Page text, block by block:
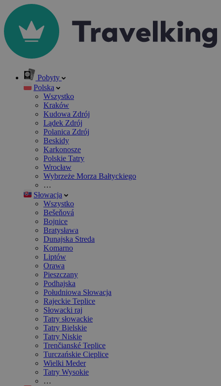
Pobyty
Polska
Wszystko
Kraków
Kudowa Zdrój
Lądek Zdrój
Polanica Zdrój
Beskidy
Karkonosze
Polskie Tatry
Wrocław
Wybrzeże Morza Bałtyckiego
…
Słowacja
Wszystko
Bešeňová
Bojnice
Bratysława
Dunajska Streda
Komarno
Liptów
Orawa
Pieszczany
Podhajska
Południowa Słowacja
Rajeckie Teplice
Słowacki raj
Tatry słowackie
Tatry Bielskie
Tatry Niskie
Trenčianské Teplice
Turczańskie Cieplice
Wielki Meder
Tatry Wysokie
…